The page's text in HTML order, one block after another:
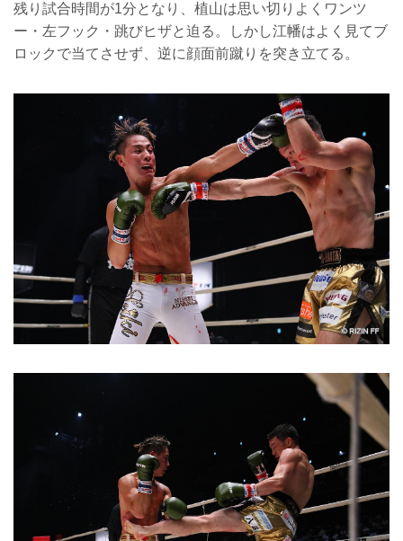
残り試合時間が1分となり、植山は思い切りよくワンツ
ー・左フック・跳びヒザと迫る。しかし江幡はよく見てブ
ロックで当てさせず、逆に顔面前蹴りを突き立てる。